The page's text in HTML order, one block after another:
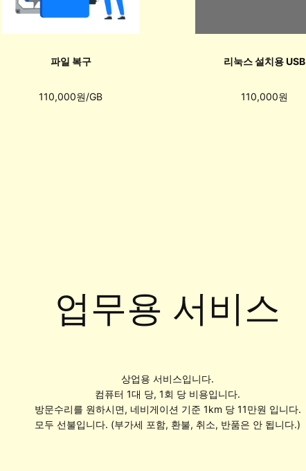
파일 복구
110,000원/GB
리눅스 설치용 USB
110,000원
업무용 서비스
상업용 서비스입니다.
컴퓨터 1대 당, 1회 당 비용입니다.
방문수리를 원하시면, 네비게이션 기준 1km 당 11만원 입니다.
모두 선불입니다. (부가세 포함, 환불, 취소, 반품은 안 됩니다.)